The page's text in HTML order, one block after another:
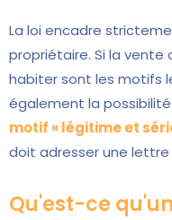
La loi encadre
propriétaire. Si la vente
habiter sont les motifs
également la
motif « légitime et
doit adresser une
Qu'est-ce